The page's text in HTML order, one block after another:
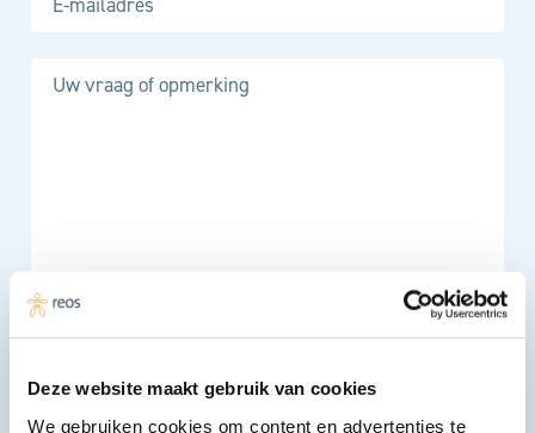
Deze website maakt gebruik van cookies
We gebruiken cookies om content en advertenties te